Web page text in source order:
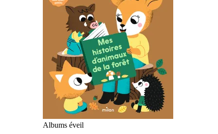
Albums éveil